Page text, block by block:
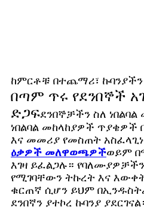
ከምርቶቹ በተጨማሪ፣
በጣም ጥሩ የደንበኞች
ድጋፍደንበኞቻችን ስለ
ነበልባል መከላከያዎች
እና መመሪያ የመስጠት
ዕቃዎች መለዋወጫዎችወይም
እገዛ ይፈልጋሉ።
የሚገባቸውን ትኩረት እና
ቁርጠኛ ሲሆን ይህም
ደንበኛን ያተኮረ ኩባንያ